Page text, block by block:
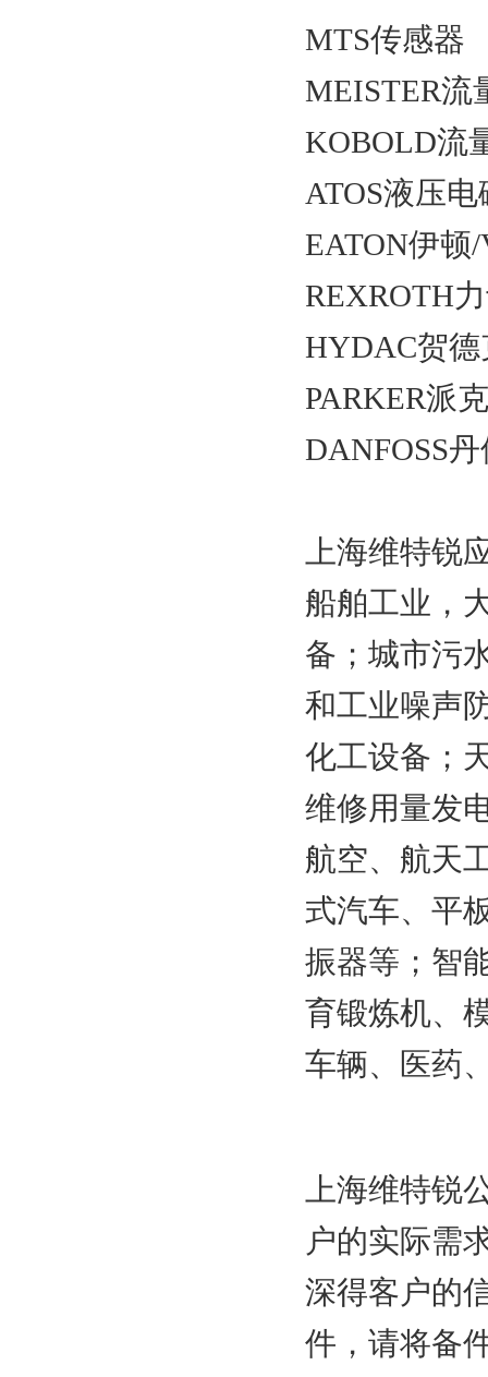
MTS传感器
MEISTER流
KOBOLD流
ATOS液压
EATON伊顿
REXROTH
HYDAC贺
PARKER派
DANFOSS
上海维特锐
船舶工业，
备；城市污
和工业噪声
化工设备；
维修用量发
航空、航天
式汽车、平
振器等；智
育锻炼机、
车辆、医药
上海维特锐
户的实际需
深得客户的
件，请将备